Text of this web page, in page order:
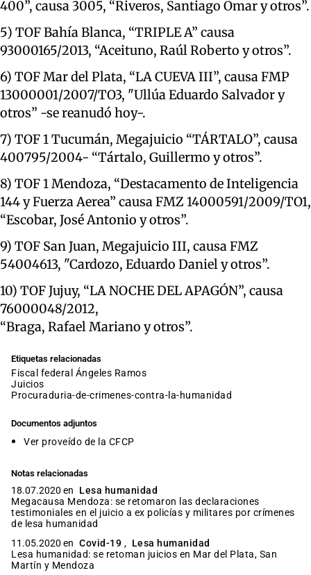
400”, causa 3005, “Riveros, Santiago Omar y otros”.
5) TOF Bahía Blanca, “TRIPLE A” causa
93000165/2013, “Aceituno, RaúlRoberto y otros”.
6) TOF Mar del Plata, “LA CUEVA III”, causa FMP
13000001/2007/TO3, "Ullúa Eduardo Salvador y
otros” -se reanudó hoy-.
7) TOF 1 Tucumán, Megajuicio “TÁRTALO”, causa
400795/2004- “Tártalo, Guillermo y otros”.
8) TOF 1 Mendoza, “Destacamento de Inteligencia
144 y Fuerza Aerea” causa FMZ 14000591/2009/TO1,
“Escobar, José Antonio y otros”.
9) TOF San Juan, Megajuicio III, causa FMZ
54004613, "Cardozo, Eduardo Daniel y otros”.
10) TOF Jujuy, “LA NOCHE DEL APAGÓN”, causa
76000048/2012,
“Braga, Rafael Mariano y otros”.
Etiquetas relacionadas
fiscal federal Ángeles Ramos
juicios
procuraduria-de-crimenes-contra-la-humanidad
Documentos adjuntos
Ver proveído de la CFCP
Notas relacionadas
18.07.2020 en
Lesa humanidad
Megacausa Mendoza: se retomaron las declaraciones
testimoniales en el juicio a ex policías y militares por crímenes
de lesa humanidad
11.05.2020 en Covid-19 , Lesa humanidad
Lesa humanidad: se retoman juicios en Mar del Plata, San
Martín y Mendoza